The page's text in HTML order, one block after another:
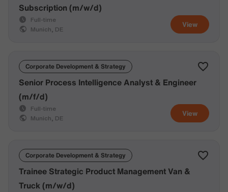
View
Subscription (m/w/d)
Full-time
Munich, DE
Corporate Development & Strategy
View
Senior Process Intelligence Analyst & Engineer
(m/f/d)
Full-time
Munich, DE
Corporate Development & Strategy
Trainee Strategic Product Management Van &
Truck (m/w/d)